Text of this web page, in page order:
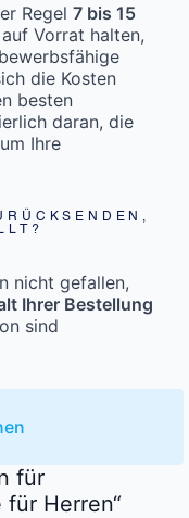
Regel 7 bis 15
Vorrat halten,
die Kosten
besten
daran, die
Ihre
nicht gefallen,
Ihrer Bestellung
sind
für
für Herren“